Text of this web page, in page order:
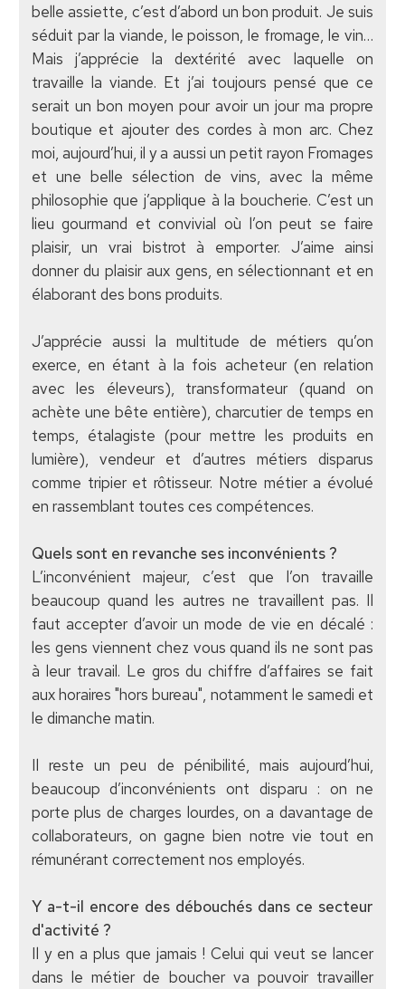
belle assiette, c’est d’abord un bon produit. Je suis
séduit par la viande, le poisson, le fromage, le vin…
Mais j’apprécie la dextérité avec laquelle on
travaille la viande. Et j’ai toujours pensé que ce
serait un bon moyen pour avoir un jour ma propre
boutique et ajouter des cordes à mon arc. Chez
moi, aujourd’hui, il y a aussi un petit rayon Fromages
et une belle sélection de vins, avec la même
philosophie que j’applique à la boucherie. C’est un
lieu gourmand et convivial où l’on peut se faire
plaisir, un vrai bistrot à emporter. J’aime ainsi
donner du plaisir aux gens, en sélectionnant et en
élaborant des bons produits.
J’apprécie aussi la multitude de métiers qu’on
exerce, en étant à la fois acheteur (en relation
avec les éleveurs), transformateur (quand on
achète une bête entière), charcutier de temps en
temps, étalagiste (pour mettre les produits en
lumière), vendeur et d’autres métiers disparus
comme tripier et rôtisseur. Notre métier a évolué
en rassemblant toutes ces compétences.
Quels sont en revanche ses inconvénients ?
L’inconvénient majeur, c’est que l’on travaille
beaucoup quand les autres ne travaillent pas. Il
faut accepter d’avoir un mode de vie en décalé :
les gens viennent chez vous quand ils ne sont pas
à leur travail. Le gros du chiffre d’affaires se fait
aux horaires "hors bureau", notamment le samedi et
le dimanche matin.
Il reste un peu de pénibilité, mais aujourd’hui,
beaucoup d’inconvénients ont disparu : on ne
porte plus de charges lourdes, on a davantage de
collaborateurs, on gagne bien notre vie tout en
rémunérant correctement nos employés.
Y a-t-il encore des débouchés dans ce secteur
d'activité ?
Il y en a plus que jamais ! Celui qui veut se lancer
dans le métier de boucher va pouvoir travailler